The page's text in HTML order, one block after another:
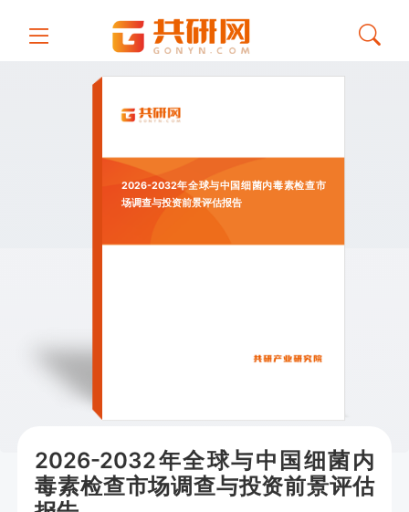
2026-2032年全球与中国细菌内毒素检查市
场调查与投资前景评估报告
2026-2032年全球与中国细菌内
毒素检查市场调查与投资前景评估